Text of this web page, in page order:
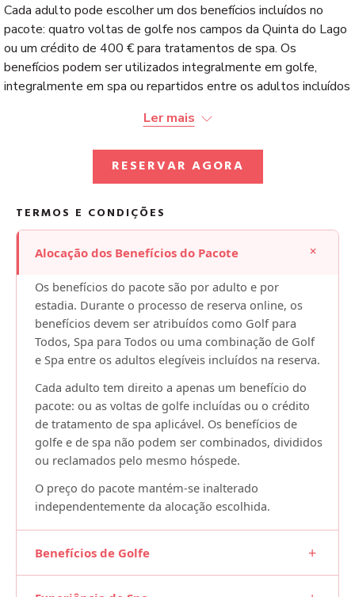
Cada adulto pode escolher um dos benefícios incluídos no
pacote: quatro voltas de golfe nos campos da Quinta do Lago
ou um crédito de 400 € para tratamentos de spa. Os
benefícios podem ser utilizados integralmente em golfe,
integralmente em spa ou repartidos entre os adultos incluídos
Sete noites de alojamento no The Magnolia Hotel
Pequeno-almoço buffet diário
Três jantares por hóspede no restaurante do The
Magnolia Hotel
Quatro voltas de golfe nos campos da Quinta do Lago
Uma experiência completa de Bem-Estar & Beleza,
incluindo:
Um Signature Experience Ritual Massage de 90
Uma Massagem Personalizada de 90 minutos
Uma sessão individual de Pilates de 55 minutos
(valor total de 414 €)
Hotel e os campos de golfe da Quinta do Lago para os
hóspedes que optem pelo golfe
do hotel
Ler mais
RESERVAR AGORA
TERMOS E CONDIÇÕES
Alocação dos Benefícios do Pacote +
Os benefícios do pacote são por adulto e por
estadia. Durante o processo de reserva online, os
benefícios devem ser atribuídos como Golf para
Todos, Spa para Todos ou uma combinação de Golf
e Spa entre os adultos elegíveis incluídos na reserva.
Cada adulto tem direito a apenas um benefício do
pacote: ou as voltas de golfe incluídas ou o crédito
de tratamento de spa aplicável. Os benefícios de
golfe e de spa não podem ser combinados, divididos
ou reclamados pelo mesmo hóspede.
O preço do pacote mantém-se inalterado
independentemente da alocação escolhida.
Benefícios de Golfe +